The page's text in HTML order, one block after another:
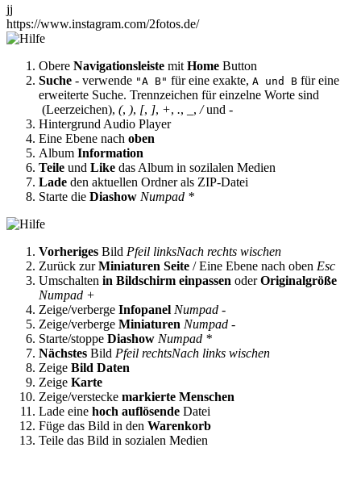
jj
https://www.instagram.com/2fotos.de/
Obere Navigationsleiste mit Home Button
Suche - verwende "A B" für eine exakte, A und B für eine
erweiterte Suche. Trennzeichen für einzelne Worte sind
(Leerzeichen), (, ), [, ], +, ., , /und -
Hintergrund Audio Player
Eine Ebene nach oben
Album Information
Teile und Like das Album in sozilalen Medien
Lade den aktuellen Ordner als ZIP-Datei
Starte die Diashow Numpad *
Vorheriges Bild Pfeil linksNach rechts wischen
Zurück zurMiniaturen Seite / Eine Ebene nach oben Esc
Umschalten in Bildschirm einpassen oderOriginalgröße
Numpad +
Zeige/verberge Infopanel Numpad -
Zeige/verberge Miniaturen Numpad -
Starte/stoppe Diashow Numpad *
Nächstes Bild Pfeil rechtsNach links wischen
Zeige Bild Daten
Zeige Karte
Zeige/verstecke markierte Menschen
Lade eine hoch auflösende Datei
Füge das Bild in den Warenkorb
Teile das Bild in sozialen Medien